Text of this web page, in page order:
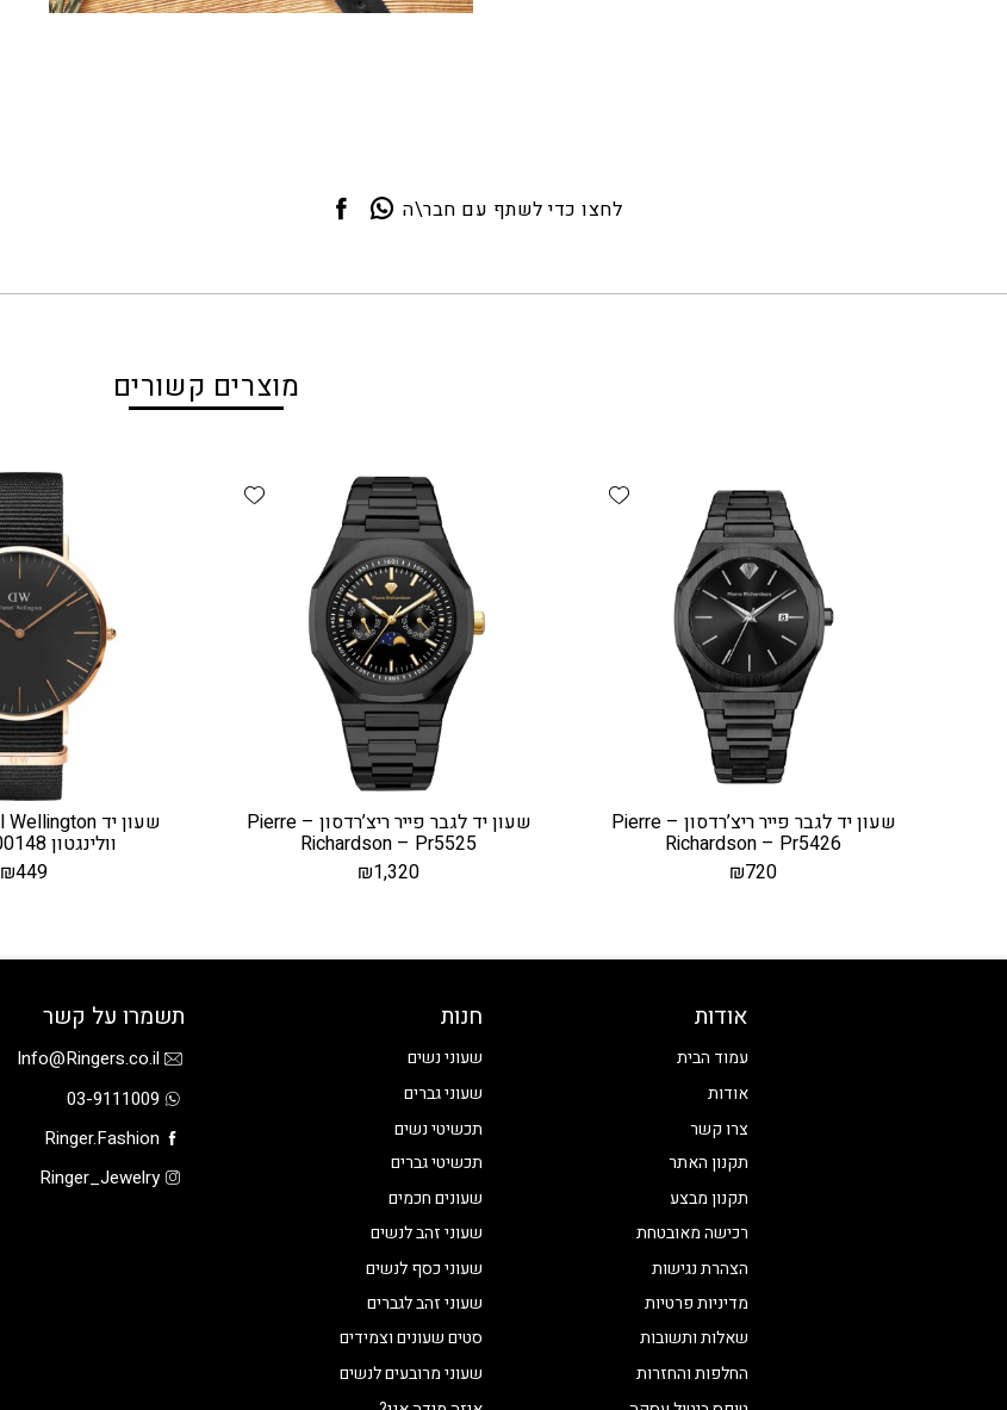
לחצו כדי לשתף עם חבר\ה
מוצרים קשורים
Add wishlist
שעון יד לגבר פייר ריצ’רדסון – Pierre
Richardson – Pr5426
₪720
Add wishlist
שעון יד לגבר פייר ריצ’רדסון – Pierre
Richardson – Pr5525
₪1,320
וולינגטון DW00100148
₪449
אודות
עמוד הבית
אודות
צרו קשר
תקנון האתר
תקנון מבצע
רכישה מאובטחת
הצהרת נגישות
מדיניות פרטיות
שאלות ותשובות
החלפות והחזרות
חנות
שעוני נשים
שעוני גברים
תכשיטי נשים
תכשיטי גברים
שעונים חכמים
שעוני זהב לנשים
שעוני כסף לנשים
שעוני זהב לגברים
סטים שעונים וצמידים
שעוני מרובעים לנשים
תשמרו על קשר
Info@Ringers.co.il
03-9111009
Ringer.Fashion
Ringer_Jewelry